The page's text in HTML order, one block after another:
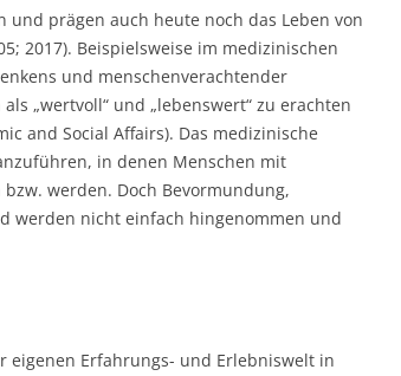
prägen auch heute noch das Leben von
2017). Beispielsweise im medizinischen
und menschenverachtender
„wertvoll“ und „lebenswert“ zu erachten
and Social Affairs). Das medizinische
in denen Menschen mit
werden. Doch Bevormundung,
werden nicht einfach hingenommen und
eigenen Erfahrungs- und Erlebniswelt in